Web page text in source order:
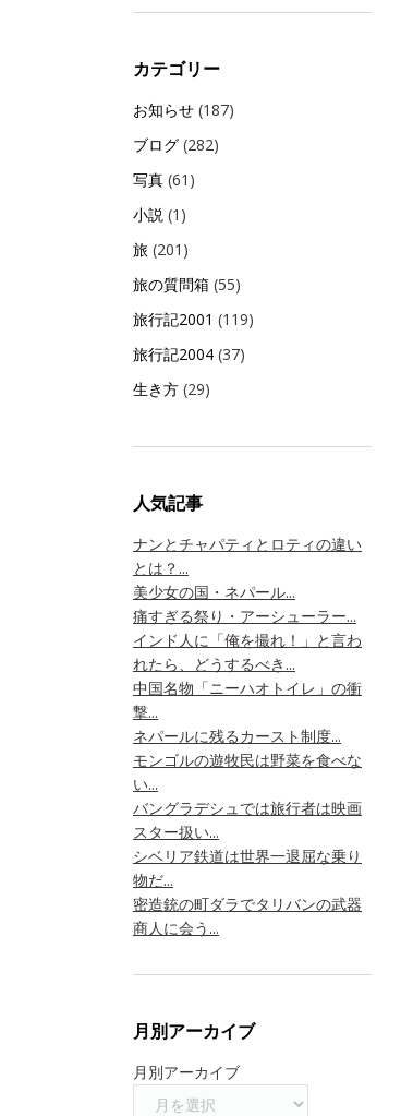
カテゴリー
お知らせ (187)
ブログ (282)
写真 (61)
小説 (1)
旅 (201)
旅の質問箱 (55)
旅行記2001 (119)
旅行記2004 (37)
生き方 (29)
人気記事
ナンとチャパティとロティの違い
とは？...
美少女の国・ネパール...
痛すぎる祭り・アーシューラー...
インド人に「俺を撮れ！」と言わ
れたら、どうするべき...
中国名物「ニーハオトイレ」の衝
撃...
ネパールに残るカースト制度...
モンゴルの遊牧民は野菜を食べな
い...
バングラデシュでは旅行者は映画
スター扱い...
シベリア鉄道は世界一退屈な乗り
物だ...
密造銃の町ダラでタリバンの武器
商人に会う...
月別アーカイブ
月別アーカイブ